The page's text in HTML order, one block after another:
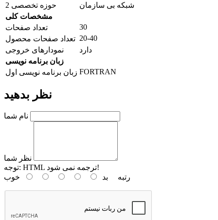
حوزه تخصصی 2
شبکه بی سازمان
مشخصات کلی
تعداد صفحات
30
تعداد صفحات محصول 20-40
نمودارهای خروجی
دارد
زبان برنامه نویسی
زبان برنامه نویسی اول FORTRAN
نظر بدهید
نام شما
نظر شما
توجه:
HTML ترجمه نمی شود!
رتبه بد خوب